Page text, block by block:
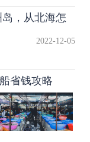
，从北海怎
2022-12-05
省钱攻略